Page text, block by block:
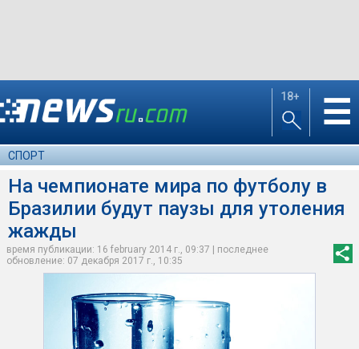
18+ ☰
СПОРТ
На чемпионате мира по футболу в
Бразилии будут паузы для утоления
жажды
время публикации: 16 february 2014 г., 09:37 | последнее
обновление: 07 декабря 2017 г., 10:35